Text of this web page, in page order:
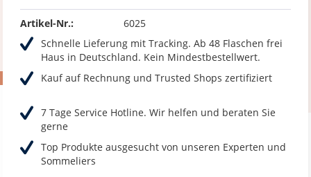
Artikel-Nr.:
6025
Schnelle Lieferung mit Tracking. Ab 48 Flaschen frei
Haus in Deutschland. Kein Mindestbestellwert.
Kauf auf Rechnung und Trusted Shops zertifiziert
7 Tage Service Hotline. Wir helfen und beraten Sie
gerne
Top Produkte ausgesucht von unseren Experten und
Sommeliers